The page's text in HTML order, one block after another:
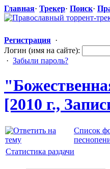
Главная· Трекер· Поиск·
Регистрация ·
Логин (имя на сайте):
· Забыли пароль?
"Божеств
[2010 г.,
Список
Статистика раздачи